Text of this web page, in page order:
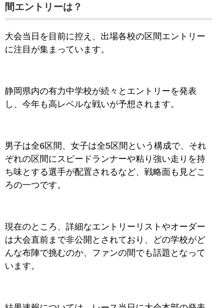
間エントリーは？
大会当日を目前に控え、出場各校の区間エントリー
に注目が集まっています。
静岡県内の有力中学校が続々とエントリーを発表
し、今年も高レベルな戦いが予想されます。
男子は全6区間、女子は全5区間という構成で、それ
ぞれの区間にスピードランナーや粘り強い走りを持
ち味とする選手が配置されるなど、戦略面も見どこ
ろの一つです。
現在のところ、詳細なエントリーリストやオーダー
は大会直前まで非公開とされており、どの学校がど
んな布陣で挑むのか、ファンの間でも話題となって
います。